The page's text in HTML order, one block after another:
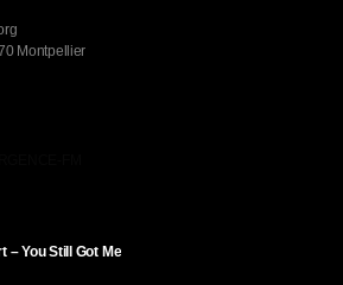
Montpellier
– You Still Got Me